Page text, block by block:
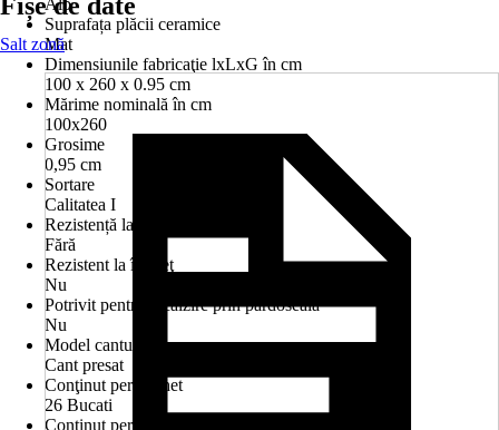
Alb
Suprafața plăcii ceramice
Mat
Dimensiunile fabricaţie lxLxG în cm
100 x 260 x 0.95 cm
Mărime nominală în cm
100x260
Grosime
0,95 cm
Sortare
Calitatea I
Rezistență la uzură/Trafic intens
Fără
Rezistent la îngheţ
Nu
Potrivit pentru încălzire prin pardoseală
Nu
Model canturi
Cant presat
Conţinut per pachet
26 Bucati
Conţinut per pachet pentru
Salt zonă